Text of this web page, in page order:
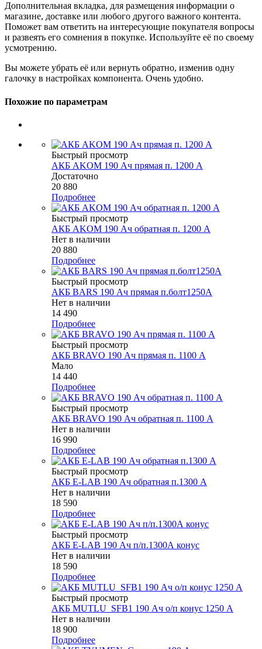
Дополнительная вкладка, для размещения информации о
магазине, доставке или любого другого важного контента.
Поможет вам ответить на интересующие покупателя вопросы
и развеять его сомнения в покупке. Используйте её по своему
усмотрению.
Вы можете убрать её или вернуть обратно, изменив одну
галочку в настройках компонента. Очень удобно.
Похожие по параметрам
Быстрый просмотр
АКБ AKOM 190 Ач прямая п. 1200 А
Достаточно
20 880
Подробнее
Быстрый просмотр
АКБ AKOM 190 Ач обратная п. 1200 А
Нет в наличии
20 880
Подробнее
Быстрый просмотр
АКБ BARS 190 Ач прямая п.болт1250А
Нет в наличии
14 490
Подробнее
Быстрый просмотр
АКБ BRAVO 190 Ач прямая п. 1100 А
Мало
14 440
Подробнее
Быстрый просмотр
АКБ BRAVO 190 Ач обратная п. 1100 А
Нет в наличии
16 990
Подробнее
Быстрый просмотр
АКБ E-LAB 190 Ач обратная п.1300 А
Нет в наличии
18 590
Подробнее
Быстрый просмотр
АКБ E-LAB 190 Ач п/п.1300А конус
Нет в наличии
18 590
Подробнее
Быстрый просмотр
АКБ MUTLU_SFB1 190 Ач o/п конус 1250 А
Нет в наличии
18 900
Подробнее